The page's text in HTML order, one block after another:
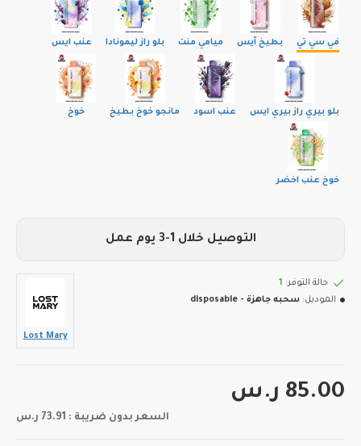
في سي تي بطيخ آيس ميامي منت بلو راز ليمونادا عنب ايس
بلو بيري راز بيري ايس عنب اسود مانجو خوخ بطيخ خوخ
خوخ عنب اخضر
85.00 ر.س
السعر بدون ضريبة : 73.91 ر.س
حالة التوفر: 1
الموديل: سحبه جاهزة - disposable
Lost Mary
التوصيل خلال 1-3 يوم عمل